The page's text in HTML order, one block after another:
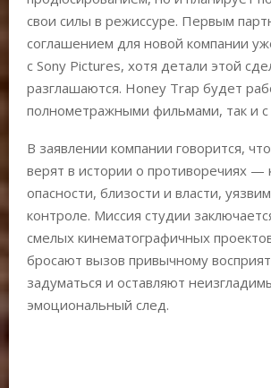
свои силы в режиссуре. Первым
соглашением для новой компании
с Sony Pictures, хотя детали этой
разглашаются. Honey Trap будет
полнометражными фильмами, так и с
В заявлении компании говорится,
верят в истории о противоречиях —
опасности, близости и власти,
контроле. Миссия студии
смелых кинематографичных
бросают вызов привычному
задуматься и оставляют
эмоциональный след.